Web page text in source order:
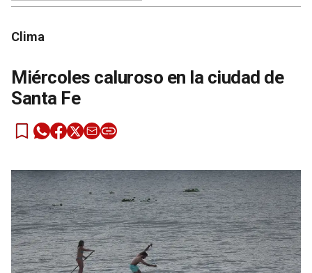
Clima
Miércoles caluroso en la ciudad de
Santa Fe